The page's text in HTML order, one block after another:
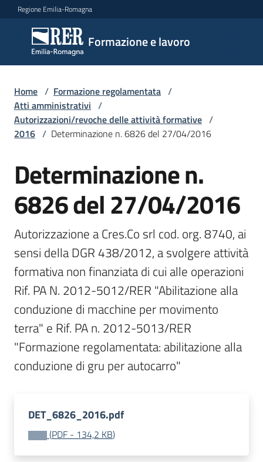
Vai al contenuto
Vai alla navigazione
Vai al footer
Regione Emilia-Romagna
Formazione e lavoro
Formazione
e lavoro
Argomenti
Servizi
Atti
Bandi
Piani
Programmi
Progetti
sociale
europeo
Home / Formazione regolamentata /
Atti amministrativi /
Autorizzazioni/revoche delle attività formative /
2016 / Determinazione n. 6826 del 27/04/2016
Determinazione n.
6826 del 27/04/2016
Autorizzazione a Cres.Co srl cod. org. 8740, ai
sensi della DGR 438/2012, a svolgere attività
formativa non finanziata di cui alle operazioni
Rif. PA N. 2012-5012/RER "Abilitazione alla
conduzione di macchine per movimento
terra" e Rif. PA n. 2012-5013/RER
"Formazione regolamentata: abilitazione alla
conduzione di gru per autocarro"
DET_6826_2016.pdf
(PDF - 134,2 KB)